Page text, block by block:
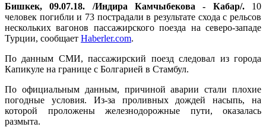
Бишкек, 09.07.18. /Индира Камчыбекова - Кабар/.10
человек погибли и 73 пострадали в результате схода с рельсов
нескольких вагонов пассажирского поезда на северо-западе
Турции, сообщает Haberler.com.
По данным СМИ, пассажирский поезд следовал из города
Капикуле на границе с Болгарией в Стамбул.
По официальным данным, причиной аварии стали плохие
погодные условия. Из-за проливных дождей насыпь, на
которой проложены железнодорожные пути, оказалась
размыта.